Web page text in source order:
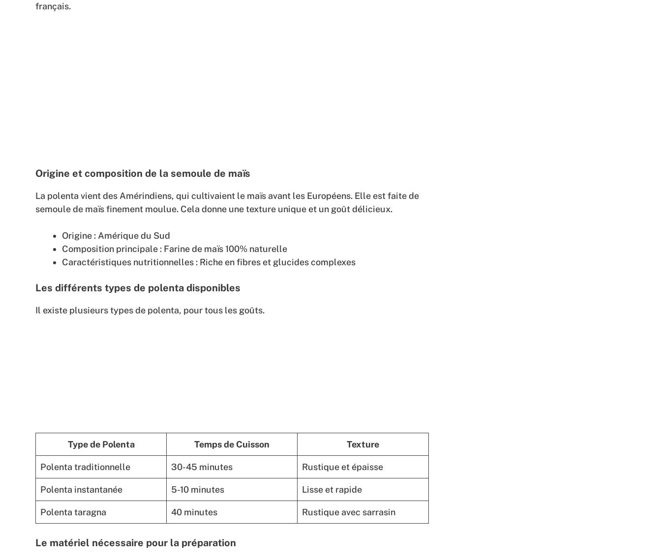
français.
Origine et composition de la semoule de maïs
La polenta vient des Amérindiens, qui cultivaient le maïs avant les Européens. Elle est faite de
semoule de maïs finement moulue. Cela donne une texture unique et un goût délicieux.
Origine : Amérique du Sud
Composition principale : Farine de maïs 100% naturelle
Caractéristiques nutritionnelles : Riche en fibres et glucides complexes
Les différents types de polenta disponibles
Il existe plusieurs types de polenta, pour tous les goûts.
Type de Polenta Temps de Cuisson Texture
Polenta traditionnelle 30-45 minutes Rustique et épaisse
Polenta instantanée 5-10 minutes Lisse et rapide
Polenta taragna 40 minutes Rustique avec sarrasin
Le matériel nécessaire pour la préparation